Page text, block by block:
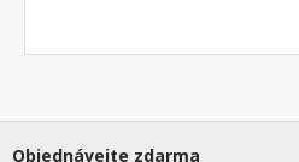
Objednávejte zdarma